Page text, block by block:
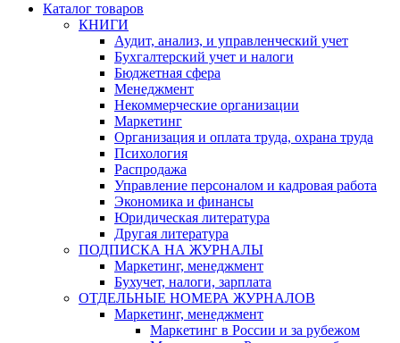
Каталог товаров
КНИГИ
Аудит, анализ, и управленческий учет
Бухгалтерский учет и налоги
Бюджетная сфера
Менеджмент
Некоммерческие организации
Маркетинг
Организация и оплата труда, охрана труда
Психология
Распродажа
Управление персоналом и кадровая работа
Экономика и финансы
Юридическая литература
Другая литература
ПОДПИСКА НА ЖУРНАЛЫ
Маркетинг, менеджмент
Бухучет, налоги, зарплата
ОТДЕЛЬНЫЕ НОМЕРА ЖУРНАЛОВ
Маркетинг, менеджмент
Маркетинг в России и за рубежом